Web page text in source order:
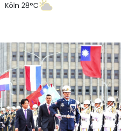
Köln 28°C